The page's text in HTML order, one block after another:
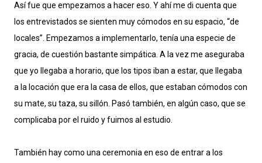
Así fue que empezamos a hacer eso. Y ahí me di cuenta que
los entrevistados se sienten muy cómodos en su espacio, “de
locales”. Empezamos a implementarlo, tenía una especie de
gracia, de cuestión bastante simpática. A la vez me aseguraba
que yo llegaba a horario, que los tipos iban a estar, que llegaba
a la locación que era la casa de ellos, que estaban cómodos con
su mate, su taza, su sillón. Pasó también, en algún caso, que se
complicaba por el ruido y fuimos al estudio.
También hay como una ceremonia en eso de entrar a los